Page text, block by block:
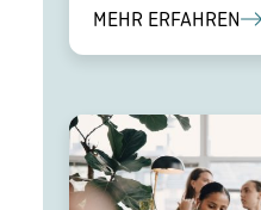
MEHR ERFAHREN